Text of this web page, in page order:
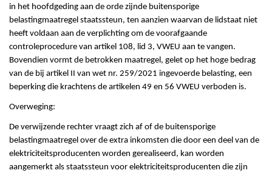
in het hoofdgeding aan de orde zijnde buitensporige
belastingmaatregel staatssteun, ten aanzien waarvan de lidstaat niet
heeft voldaan aan de verplichting om de voorafgaande
controleprocedure van artikel 108, lid 3, VWEU aan te vangen.
Bovendien vormt de betrokken maatregel, gelet op het hoge bedrag
van de bij artikel II van wet nr. 259/2021 ingevoerde belasting, een
beperking die krachtens de artikelen 49 en 56 VWEU verboden is.
Overweging:
De verwijzende rechter vraagt zich af of de buitensporige
belastingmaatregel over de extra inkomsten die door een deel van de
elektriciteitsproducenten worden gerealiseerd, kan worden
aangemerkt als staatssteun voor elektriciteitsproducenten die zijn